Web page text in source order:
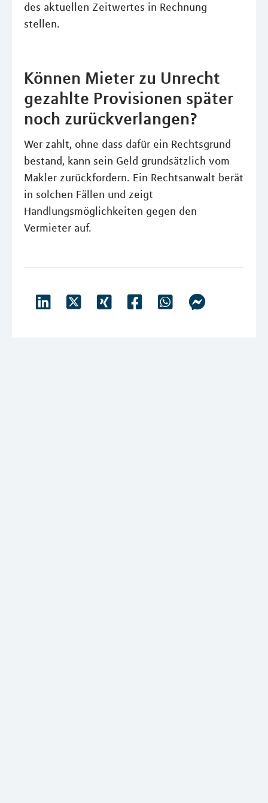
des aktuellen Zeitwertes in Rechnung
stellen.
Können Mieter zu Unrecht
gezahlte Provisionen später
noch zurückverlangen?
Wer zahlt, ohne dass dafür ein Rechtsgrund
bestand, kann sein Geld grundsätzlich vom
Makler zurückfordern. Ein Rechtsanwalt berät
in solchen Fällen und zeigt
Handlungsmöglichkeiten gegen den
Vermieter auf.